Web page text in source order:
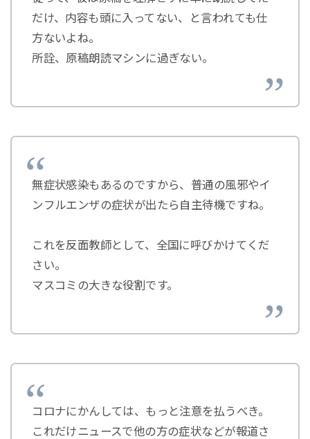
だけ、内容も頭に入ってない、と言われても仕
方ないよね。
所詮、原稿朗読マシンに過ぎない。
無症状感染もあるのですから、普通の風邪やイ
ンフルエンザの症状が出たら自主待機ですね。
これを反面教師として、全国に呼びかけてくだ
さい。
マスコミの大きな役割です。
コロナにかんしては、もっと注意を払うべき。
これだけニュースで他の方の症状などが報道さ